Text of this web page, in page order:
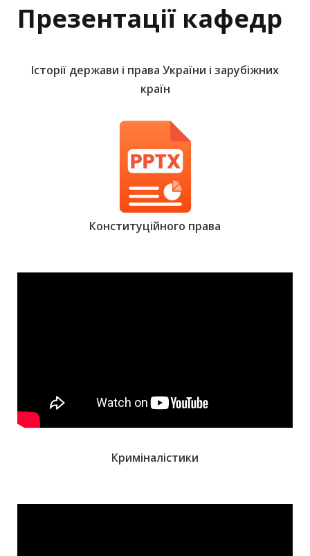
Презентації кафедр
Історії держави і права України і зарубіжних
країн
Конституційного права
Криміналістики